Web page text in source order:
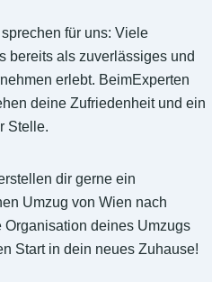
für uns: Viele
bereits als zuverlässiges und
erlebt. BeimExperten
deine Zufriedenheit und ein
Stelle.
dir gerne ein
Umzug von Wien nach
deines Umzugs
Start in dein neues Zuhause!